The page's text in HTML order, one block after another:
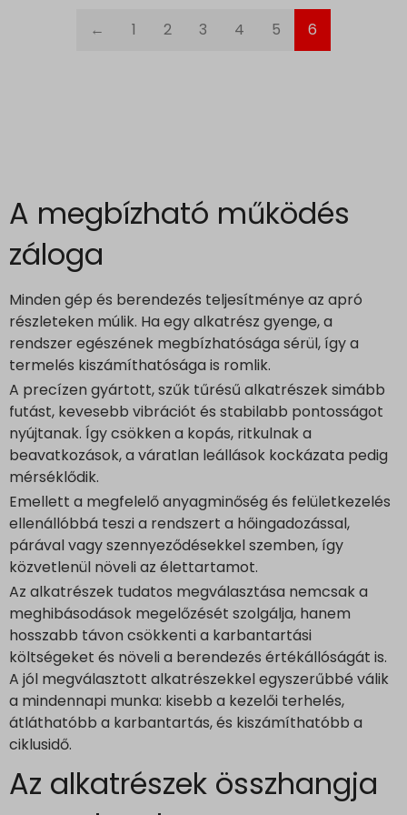
← 1 2 3 4 5 6
A megbízható működés
záloga
Minden gép és berendezés teljesítménye az apró
részleteken múlik. Ha egy alkatrész gyenge, a
rendszer egészének megbízhatósága sérül, így a
termelés kiszámíthatósága is romlik.
A precízen gyártott, szűk tűrésű alkatrészek simább
futást, kevesebb vibrációt és stabilabb pontosságot
nyújtanak. Így csökken a kopás, ritkulnak a
beavatkozások, a váratlan leállások kockázata pedig
mérséklődik.
Emellett a megfelelő anyagminőség és felületkezelés
ellenállóbbá teszi a rendszert a hőingadozással,
párával vagy szennyeződésekkel szemben, így
közvetlenül növeli az élettartamot.
Az alkatrészek tudatos megválasztása nemcsak a
meghibásodások megelőzését szolgálja, hanem
hosszabb távon csökkenti a karbantartási
költségeket és növeli a berendezés értékállóságát is.
A jól megválasztott alkatrészekkel egyszerűbbé válik
a mindennapi munka: kisebb a kezelői terhelés,
átláthatóbb a karbantartás, és kiszámíthatóbb a
ciklusidő.
Az alkatrészek összhangja
eu2-browse.startpage.com
www.google.at
www.google.bg
www.google.bj
www.google.ch
www.google.co.id
www.google.co.il
www.google.co.in
www.google.co.jp
www.google.co.uk
www.google.com.au
www.google.com.hk
www.google.com.tr
www.google.cz
www.google.fr
www.google.hr
www.google.hu
www.google.it
www.google.mk
www.google.nl
www.google.ro